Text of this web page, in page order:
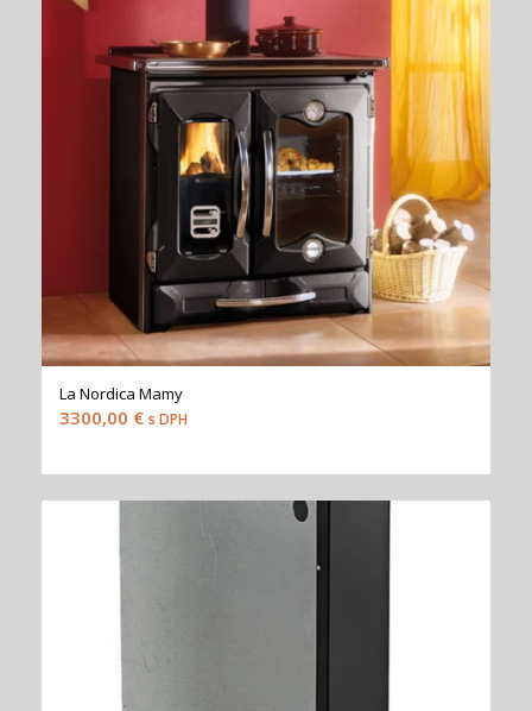
La Nordica Mamy
3300,00 € s DPH